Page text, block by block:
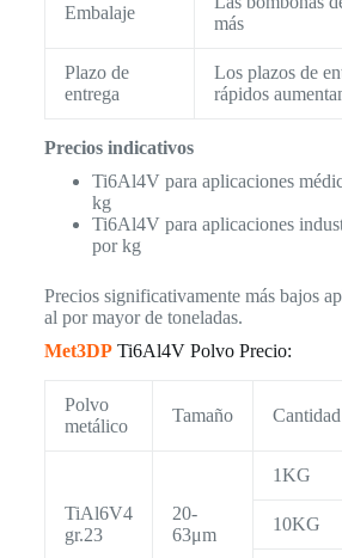
Embalaje
más
Plazo de
entrega
Los plazos de
rápidos
Precios indicativos
Ti6Al4V para aplicaciones
kg
Ti6Al4V para aplicaciones
por kg
Precios significativamente más bajos
al por mayor de toneladas.
Met3DPTi6Al4V Polvo Precio:
Polvo
metálico
Tamaño Cantidad
TiAl6V4
gr.23
20-
63μm
1KG
10KG